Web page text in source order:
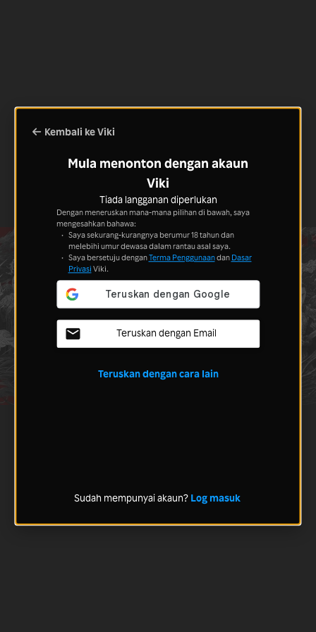
Kembali ke Viki
Mula menonton dengan akaun
Viki
Tiada langganan diperlukan
Dengan meneruskan mana-mana pilihan di bawah, saya
mengesahkan bahawa:
Saya sekurang-kurangnya berumur 18 tahun dan
melebihi umur dewasa dalam rantau asal saya.
Saya bersetuju denganTerma Penggunaandan Dasar
Privasi Viki.
Teruskan dengan Email
Teruskan dengan cara lain
Sudah mempunyai akaun? Log masuk